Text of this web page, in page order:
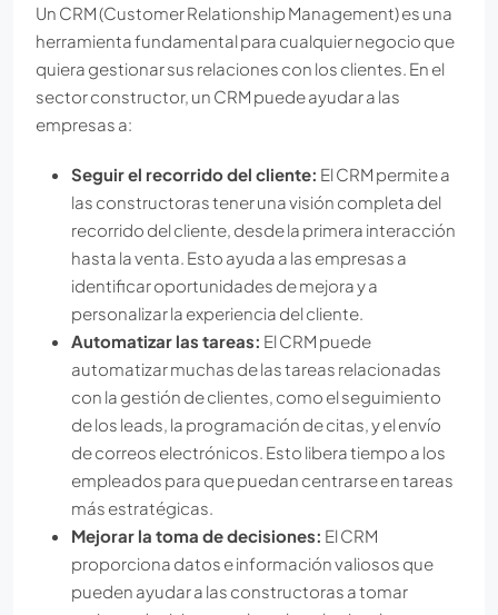
Un CRM (Customer Relationship Management) es una
herramienta fundamental para cualquier negocio que
quiera gestionar sus relaciones con los clientes. En el
sector constructor, un CRM puede ayudar a las
empresas a:
Seguir el recorrido del cliente: El CRM permite a
las constructoras tener una visión completa del
recorrido del cliente, desde la primera interacción
hasta la venta. Esto ayuda a las empresas a
identificar oportunidades de mejora y a
personalizar la experiencia del cliente.
Automatizar las tareas: El CRM puede
automatizar muchas de las tareas relacionadas
con la gestión de clientes, como el seguimiento
de los leads, la programación de citas, y el envío
de correos electrónicos. Esto libera tiempo a los
empleados para que puedan centrarse en tareas
más estratégicas.
Mejorar la toma de decisiones: El CRM
proporciona datos e información valiosos que
pueden ayudar a las constructoras a tomar